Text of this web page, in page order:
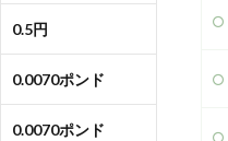
0.5円
0.0070ポンド
0.0070ポンド